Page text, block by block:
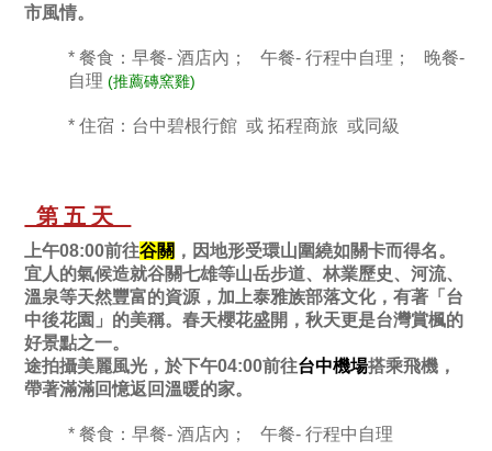
市風情。
* 餐食：早餐- 酒店內； 午餐- 行程中自理； 晚餐-
自理(推薦磚窯雞)
* 住宿：台中碧根行館 或 拓程商旅 或同級
第五天
上午08:00前往谷關 ，因地形受環山圍繞如關卡而得名。
宜人的氣候造就谷關七雄等山岳步道、林業歷史、河流、
溫泉等天然豐富的資源，加上泰雅族部落文化，有著「台
中後花園」的美稱。春天櫻花盛開，秋天更是台灣賞楓的
好景點之一。
途拍攝美麗風光，於下午04:00前往台中機場搭乘飛機，
帶著滿滿回憶返回溫暖的家。
* 餐食：早餐- 酒店內； 午餐- 行程中自理